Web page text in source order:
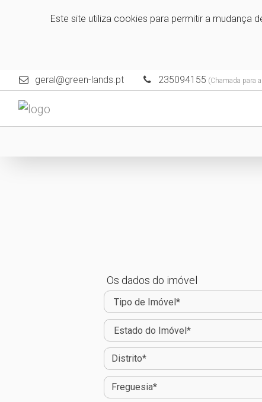
Este site utiliza cookies para permitir a mudança
geral@green-lands.pt 235094155 (Chamada para
Os dados do imóvel